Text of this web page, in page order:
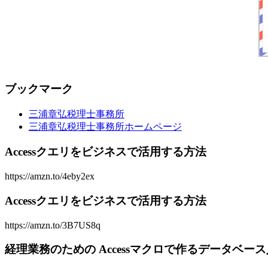
ブックマーク
三浦章弘税理士事務所
三浦章弘税理士事務所ホームページ
Accessクエリをビジネスで活用する方法
https://amzn.to/4eby2ex
Accessクエリをビジネスで活用する方法
https://amzn.to/3B7US8q
経理業務のための Accessマクロで作るデータベー